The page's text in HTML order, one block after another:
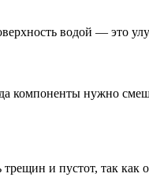
водой — это
компоненты нужно
и пустот, так как